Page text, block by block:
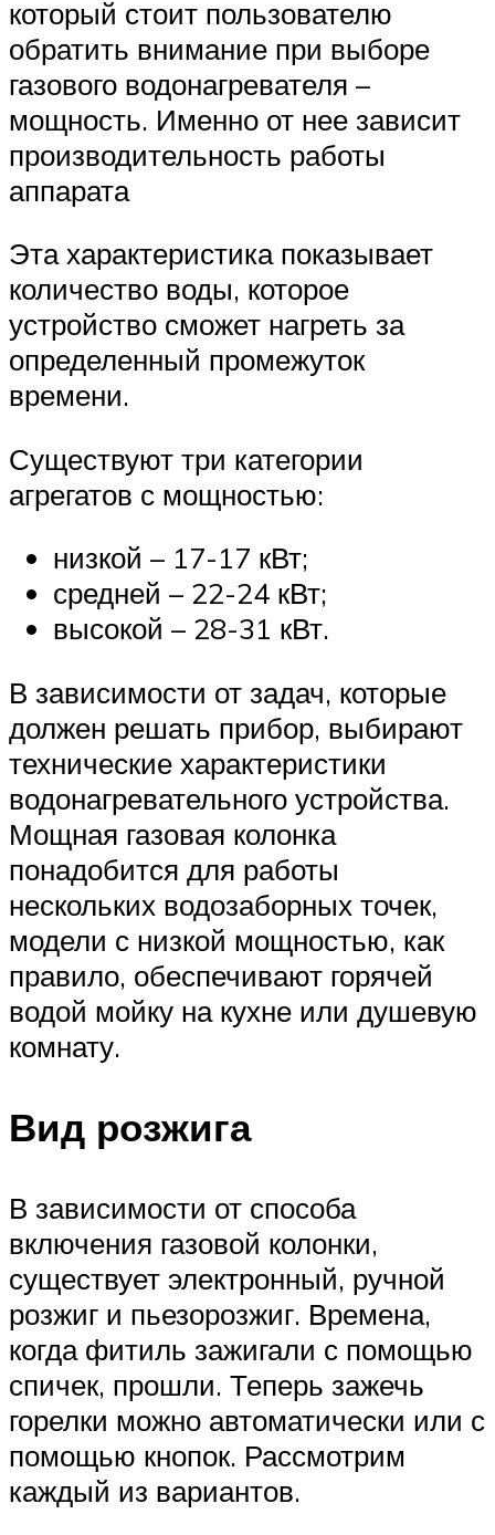
который стоит пользователю
обратить внимание при выборе
газового водонагревателя –
мощность. Именно от нее зависит
производительность работы
аппарата
Эта характеристика показывает
количество воды, которое
устройство сможет нагреть за
определенный промежуток
времени.
Существуют три категории
агрегатов с мощностью:
низкой – 17-17 кВт;
средней – 22-24 кВт;
высокой – 28-31 кВт.
В зависимости от задач, которые
должен решать прибор, выбирают
технические характеристики
водонагревательного устройства.
Мощная газовая колонка
понадобится для работы
нескольких водозаборных точек,
модели с низкой мощностью, как
правило, обеспечивают горячей
водой мойку на кухне или душевую
комнату.
Вид розжига
В зависимости от способа
включения газовой колонки,
существует электронный, ручной
розжиг и пьезорозжиг. Времена,
когда фитиль зажигали с помощью
спичек, прошли. Теперь зажечь
горелки можно автоматически или с
помощью кнопок. Рассмотрим
каждый из вариантов.